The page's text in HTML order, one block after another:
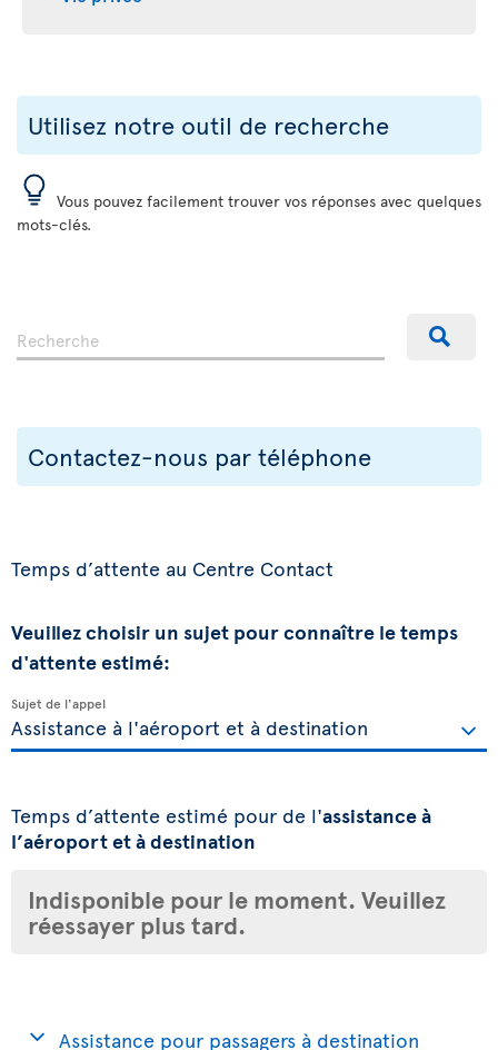
Utilisez notre outil de recherche
Vous pouvez facilement trouver vos réponses avec quelques
mots-clés.
Contactez-nous par téléphone
Temps d’attente au Centre Contact
Veuillez choisir un sujet pour connaître le temps
d'attente estimé:
Sujet de l'appel
Temps d’attente estimé pour de l'assistance à
l’aéroport et à destination
Indisponible pour le moment. Veuillez
réessayer plus tard.
Assistance pour passagers à destination